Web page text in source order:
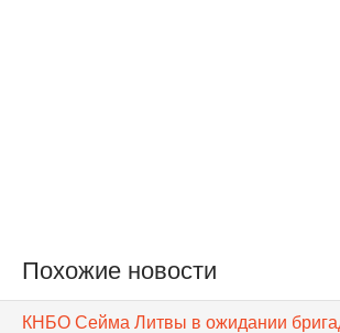
Похожие новости
КНБО Сейма Литвы в ожидании